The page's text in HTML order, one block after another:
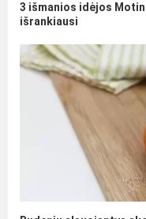
3 išmanios idėjos
išrankiausi